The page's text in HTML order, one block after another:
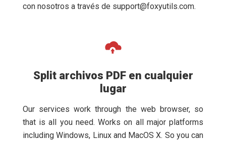
con nosotros a través de support@foxyutils.com.
Split archivos PDF en cualquier
lugar
Our services work through the web browser, so
that is all you need. Works on all major platforms
including Windows, Linux and MacOS X. So you can